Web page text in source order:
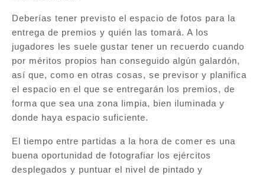
Deberías tener previsto el espacio de fotos para la
entrega de premios y quién las tomará. A los
jugadores les suele gustar tener un recuerdo cuando
por méritos propios han conseguido algún galardón,
así que, como en otras cosas, se previsor y planifica
el espacio en el que se entregarán los premios, de
forma que sea una zona limpia, bien iluminada y
donde haya espacio suficiente.
El tiempo entre partidas a la hora de comer es una
buena oportunidad de fotografiar los ejércitos
desplegados y puntuar el nivel de pintado y